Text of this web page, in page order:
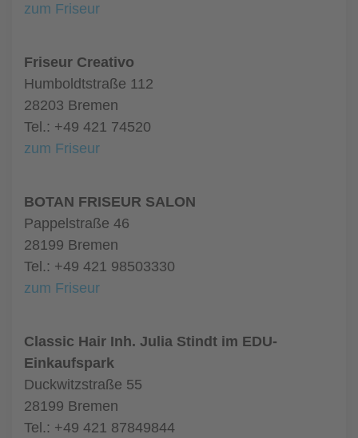
zum Friseur
Friseur Creativo
Humboldtstraße 112
28203 Bremen
Tel.: +49 421 74520
zum Friseur
BOTAN FRISEUR SALON
Pappelstraße 46
28199 Bremen
Tel.: +49 421 98503330
zum Friseur
Classic Hair Inh. Julia Stindt im EDU-
Einkaufspark
Duckwitzstraße 55
28199 Bremen
Tel.: +49 421 87849844